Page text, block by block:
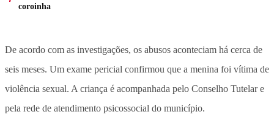
coroinha
De acordo com as investigações, os abusos aconteciam há cerca de
seis meses. Um exame pericial confirmou que a menina foi vítima de
violência sexual. A criança é acompanhada pelo Conselho Tutelar e
pela rede de atendimento psicossocial do município.